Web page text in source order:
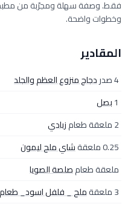
وخطوات واضحة.
المقادير
4 صدر
دجاج منزوع العظم والجلد
1بصل
2 ملعقة طعام
زبادي
0.25 ملعقة
شاي ملح ليمون
ملعقة طعامصلصة الصويا
3 ملعقة
ملح _ فلفل اسود_